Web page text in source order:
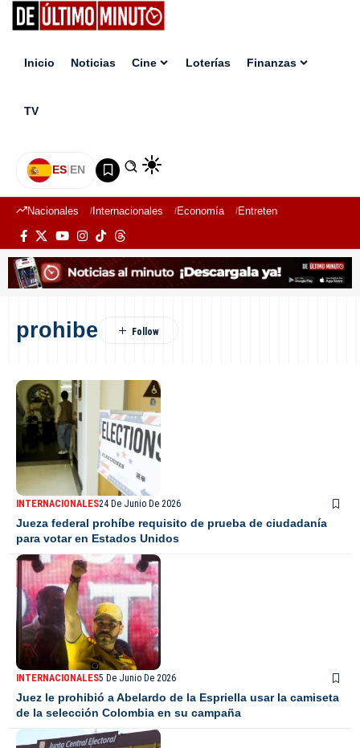
Inicio Noticias Cine Loterías Finanzas
TV
ES|EN
Nacionales Internacionales Economía Entretenimiento
prohibe
INTERNACIONALES24 De Junio De 2026
Jueza federal prohíbe requisito de prueba de ciudadanía
para votar en Estados Unidos
INTERNACIONALES5 De Junio De 2026
Juez le prohibió a Abelardo de la Espriella usar la camiseta
de la selección Colombia en su campaña